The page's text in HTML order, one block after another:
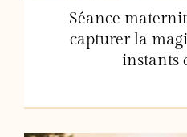
Séance
capturer la
instants